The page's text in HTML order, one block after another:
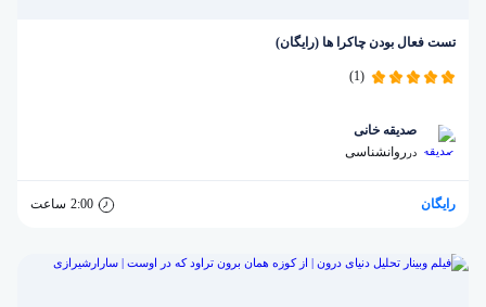
تست فعال بودن چاکرا ها (رایگان)
(1)
صدیقه خانی
در روانشناسی
رایگان 2:00 ساعت